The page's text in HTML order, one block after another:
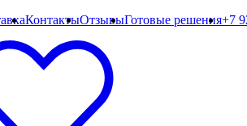
КонтактыОтзывыГотовые решения+7